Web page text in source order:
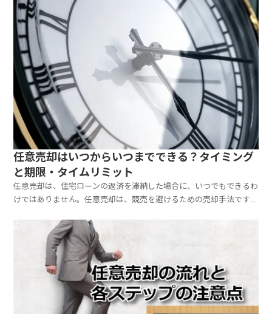
では、不動産競売手続きの流れと、競売開始決定後に競売...
任意売却はいつからいつまでできる？タイミング
と期限・タイムリミット
任意売却は、住宅ローンの返済を滞納した場合に、いつでもできるわ
けではありません。任意売却は、競売を避けるための売却手法ですか
始すればよいのか（時期・タイミング）、いつまで可能なのか（期
限・タイムリミット）について、見ていきましょう。